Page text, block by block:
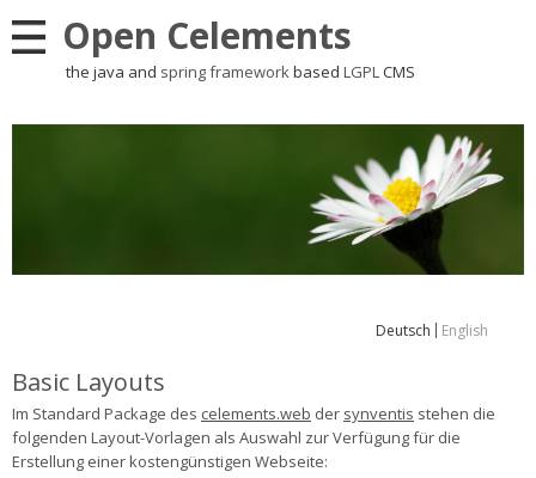
Open Celements
the java and spring frameworkbased LGPLCMS
Deutsch English
Basic Layouts
Im Standard Package des celements.web der synventis stehen die
folgenden Layout-Vorlagen als Auswahl zur Verfügung für die
Erstellung einer kostengünstigen Webseite: